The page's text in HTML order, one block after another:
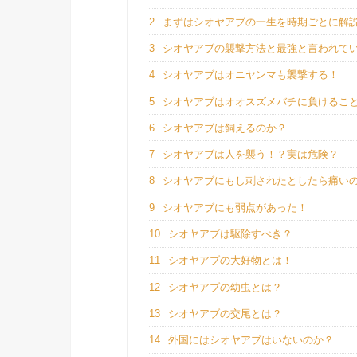
2 まずはシオヤアブの一生を時期ごとに解
3 シオヤアブの襲撃方法と最強と言われて
4 シオヤアブはオニヤンマも襲撃する！
5 シオヤアブはオオスズメバチに負けるこ
6 シオヤアブは飼えるのか？
7 シオヤアブは人を襲う！？実は危険？
8 シオヤアブにもし刺されたとしたら痛い
9 シオヤアブにも弱点があった！
10 シオヤアブは駆除すべき？
11 シオヤアブの大好物とは！
12 シオヤアブの幼虫とは？
13 シオヤアブの交尾とは？
14 外国にはシオヤアブはいないのか？